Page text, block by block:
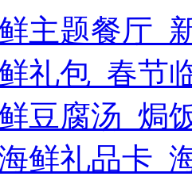
主题餐厅_
礼包_春节
豆腐汤_焗
鲜礼品卡_